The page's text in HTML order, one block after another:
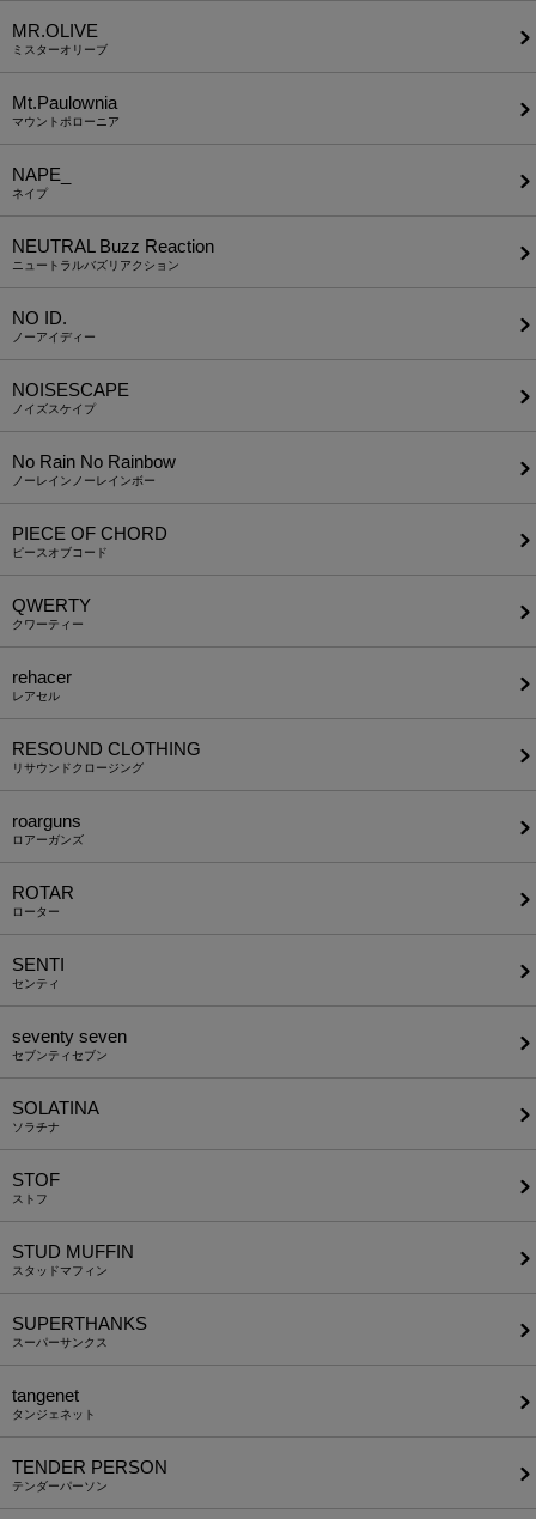
MR.OLIVE
ミスターオリーブ
Mt.Paulownia
マウントポローニア
NAPE_
ネイプ
NEUTRAL Buzz Reaction
ニュートラルバズリアクション
NO ID.
ノーアイディー
NOISESCAPE
ノイズスケイプ
No Rain No Rainbow
ノーレインノーレインボー
PIECE OF CHORD
ピースオブコード
QWERTY
クワーティー
rehacer
レアセル
RESOUND CLOTHING
リサウンドクロージング
roarguns
ロアーガンズ
ROTAR
ローター
SENTI
センティ
seventy seven
セブンティセブン
SOLATINA
ソラチナ
STOF
ストフ
STUD MUFFIN
スタッドマフィン
SUPERTHANKS
スーパーサンクス
tangenet
タンジェネット
TENDER PERSON
テンダーパーソン